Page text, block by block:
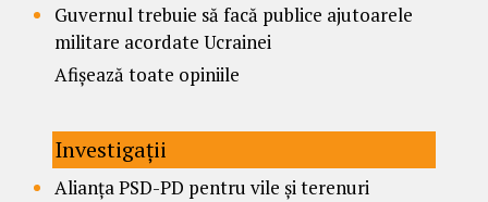
Guvernul trebuie să facă publice ajutoarele
militare acordate Ucrainei
Afișează toate opiniile
Investigații
Alianța PSD-PD pentru vile și terenuri